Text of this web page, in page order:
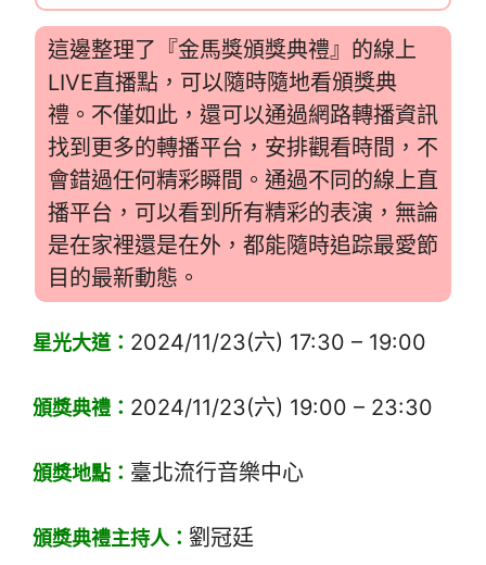
這邊整理了『金馬獎頒獎典禮』的線上
LIVE直播點，可以隨時隨地看頒獎典
禮。不僅如此，還可以通過網路轉播資訊
找到更多的轉播平台，安排觀看時間，不
會錯過任何精彩瞬間。通過不同的線上直
播平台，可以看到所有精彩的表演，無論
是在家裡還是在外，都能隨時追踪最愛節
目的最新動態。
星光大道： 2024/11/23(六) 17:30 – 19:00
頒獎典禮： 2024/11/23(六) 19:00 – 23:30
頒獎地點： 臺北流行音樂中心
頒獎典禮主持人： 劉冠廷